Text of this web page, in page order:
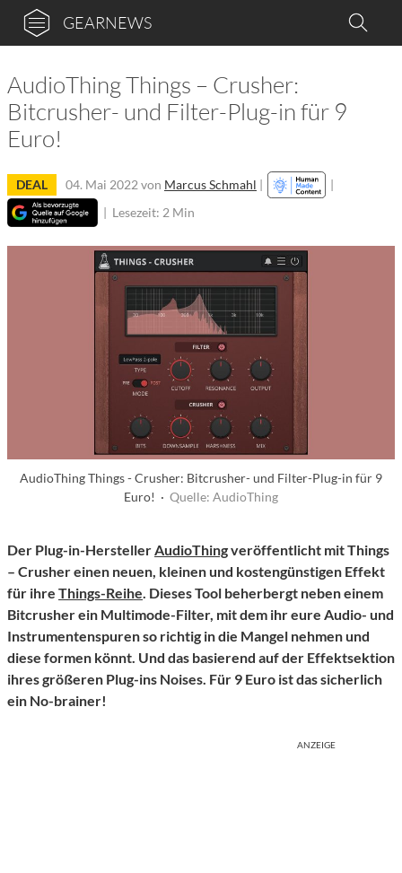
GEARNEWS
AudioThing Things – Crusher:
Bitcrusher- und Filter-Plug-in für 9
Euro!
DEAL 04. Mai 2022 von Marcus Schmahl |
|
| Lesezeit: 2 Min
AudioThing Things - Crusher: Bitcrusher- und Filter-Plug-in für 9
Euro! · Quelle: AudioThing
Der Plug-in-HerstellerAudioThingveröffentlicht mit Things
– Crusher einen neuen, kleinen und kostengünstigen Effekt
für ihre Things-Reihe. Dieses Tool beherbergt neben einem
Bitcrusher ein Multimode-Filter, mit dem ihr eure Audio- und
Instrumentenspuren so richtig in die Mangel nehmen und
diese formen könnt. Und das basierend auf der Effektsektion
ihres größeren Plug-ins Noises. Für 9 Euro ist das sicherlich
ein No-brainer!
ANZEIGE